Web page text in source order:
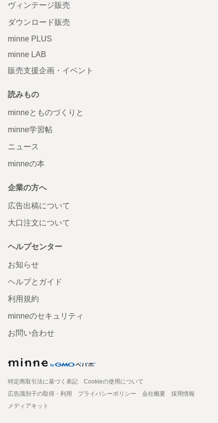
ヴィンテージ販売
ダウンロード販売
minne PLUS
minne LAB
販売支援企画・イベント
読みもの
minneとものづくりと
minne学習帖
ニュース
minneの本
企業の方へ
広告出稿について
大口注文について
ヘルプセンター
お知らせ
ヘルプとガイド
利用規約
minneのセキュリティ
お問い合わせ
特定商取引法に基づく表記
Cookieの使用について
広告識別子の取得・利用
プライバシーポリシー 会社概要
採用情報
メディアキット